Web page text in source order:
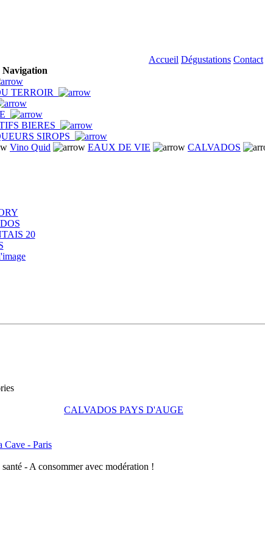
Accueil Dégustations Contact
Navigation
TERROIR
BIERES
SIROPS
Vino Quid EAUX DE VIE CALVADOS
CALVADOS PAYS D'AUGE
Cave - Paris
- A consommer avec modération !